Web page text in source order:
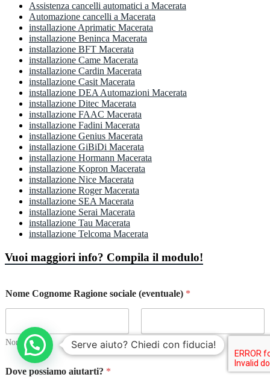
Assistenza cancelli automatici a Macerata
Automazione cancelli a Macerata
installazione Aprimatic Macerata
installazione Beninca Macerata
installazione BFT Macerata
installazione Came Macerata
installazione Cardin Macerata
installazione Casit Macerata
installazione DEA Automazioni Macerata
installazione Ditec Macerata
installazione FAAC Macerata
installazione Fadini Macerata
installazione Genius Macerata
installazione GiBiDi Macerata
installazione Hormann Macerata
installazione Kopron Macerata
installazione Nice Macerata
installazione Roger Macerata
installazione SEA Macerata
installazione Serai Macerata
installazione Tau Macerata
installazione Telcoma Macerata
Vuoi maggiori info? Compila il modulo!
Nome Cognome Ragione sociale (eventuale) *
Nome Cognome
Dove possiamo aiutarti? *
Serve aiuto? Chiedi con fiducia!